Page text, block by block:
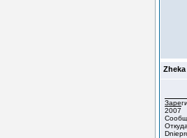
Zheka
2007